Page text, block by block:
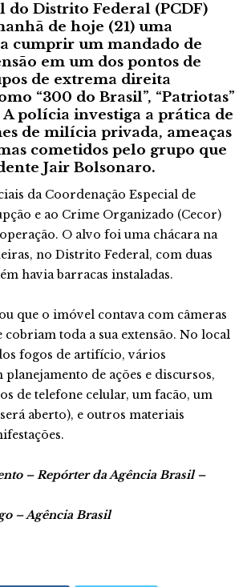
do Distrito Federal (PCDF)
de hoje (21) uma
cumprir um mandado de
em um dos pontos de
de extrema direita
“300 do Brasil”, “Patriotas”
A polícia investiga a prática de
de milícia privada, ameaças
cometidos pelo grupo que
Jair Bolsonaro.
da Coordenação Especial de
e ao Crime Organizado (Cecor)
O alvo foi uma chácara na
no Distrito Federal, com duas
havia barracas instaladas.
que o imóvel contava com câmeras
cobriam toda a sua extensão. No local
fogos de artifício, vários
de ações e discursos,
de telefone celular, um facão, um
aberto), e outros materiais
– Repórter da Agência Brasil –
– Agência Brasil